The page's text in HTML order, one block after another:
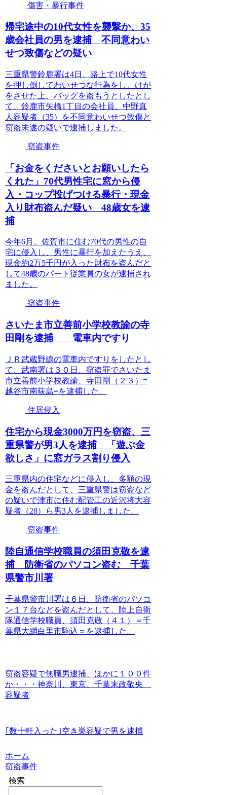
傷害・暴行事件
帰宅途中の10代女性を襲撃か、35
歳会社員の男を逮捕 不同意わい
せつ致傷などの疑い
三重県警鈴鹿署は4日、路上で10代女性
を押し倒してわいせつな行為をし、けが
をさせた上、バッグを盗もうとしたとし
て、鈴鹿市矢橋1丁目の会社員、中野真
人容疑者（35）を不同意わいせつ致傷と
窃盗未遂の疑いで逮捕しました。
窃盗事件
「お金をくださいとお願いしたら
くれた」70代男性宅に窓から侵
入・コップ投げつける暴行・現金
入り財布盗んだ疑い 48歳女を逮
捕
今年6月、佐賀市に住む70代の男性の自
宅に侵入し、男性に暴行を加えたうえ、
現金約2万5千円が入った財布を盗んだと
して48歳のパート従業員の女が逮捕され
ました。
窃盗事件
さいたま市立善前小学校教諭の寺
田剛を逮捕 電車内ですり
ＪＲ武蔵野線の電車内ですりをしたとし
て、武南署は３０日、窃盗罪でさいたま
市立善前小学校教諭、寺田剛（２３）=
越谷市南荻島=を逮捕した。
住居侵入
住宅から現金3000万円を窃盗、三
重県警が男3人を逮捕 「遊ぶ金
欲しさ」に窓ガラス割り侵入
三重県内の住宅などに侵入し、多額の現
金を盗んだとして、三重県警は窃盗など
の疑いで津市に住む配管工の近沢将大容
疑者（28）ら男3人を逮捕しました。
窃盗事件
陸自通信学校職員の須田克敬を逮
捕 防衛省のパソコン盗む 千葉
県警市川署
千葉県警市川署は６日、防衛省のパソコ
ン１７台などを盗んだとして、陸上自衛
隊通信学校職員、須田克敬（４１）＝千
葉県大網白里市駒込＝を逮捕した。
窃盗容疑で無職男逮捕、ほかに１００件
か・・・神奈川、東京、千葉末政敬央
容疑者
｢数十軒入った｣空き巣容疑で男を逮捕
ホーム
窃盗事件
検索